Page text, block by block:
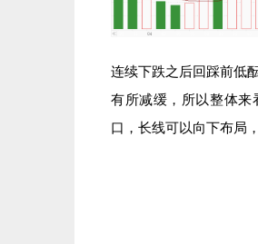
连续下跌之后回踩前低
有所减缓，所以整体来
口，长线可以向下布局